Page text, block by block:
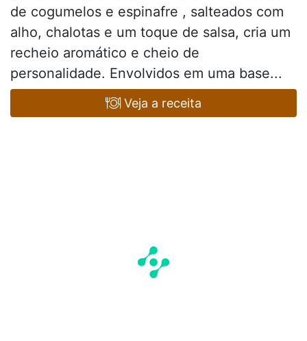
de cogumelos e espinafre , salteados com
alho, chalotas e um toque de salsa, cria um
recheio aromático e cheio de
personalidade. Envolvidos em uma base...
Veja a receita